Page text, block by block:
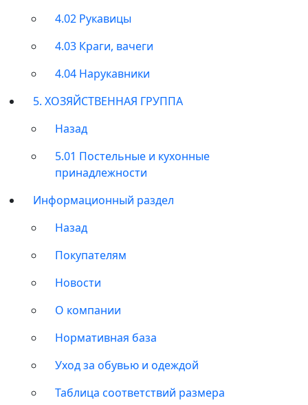
4.02 Рукавицы
4.03 Краги, вачеги
4.04 Нарукавники
5. ХОЗЯЙСТВЕННАЯ ГРУППА
Назад
5.01 Постельные и кухонные
принадлежности
Информационный раздел
Назад
Покупателям
Новости
О компании
Нормативная база
Уход за обувью и одеждой
Таблица соответствий размера